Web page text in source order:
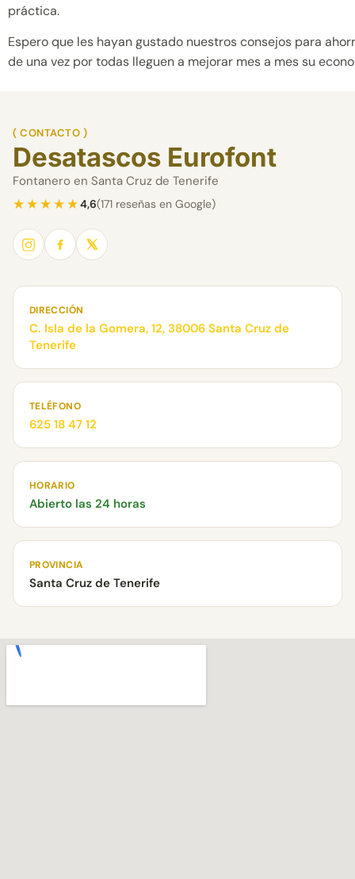
práctica.
Espero que les hayan gustado nuestros consejos para
de una vez por todas lleguen a mejorar mes a mes su
( CONTACTO )
Desatascos Eurofont
Fontanero en Santa Cruz de Tenerife
★★★★★4,6(171 reseñas en Google)
DIRECCIÓN
C. Isla de la Gomera, 12, 38006 Santa Cruz de
Tenerife
TELÉFONO
625 18 47 12
HORARIO
Abierto las 24 horas
PROVINCIA
Santa Cruz de Tenerife